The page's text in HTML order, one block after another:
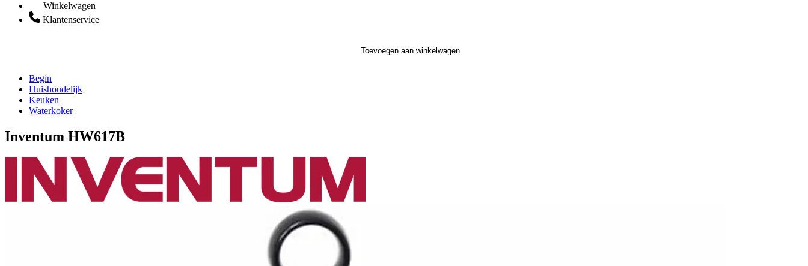
Winkelwagen
Klantenservice
Toevoegen aan winkelwagen
Begin
Huishoudelijk
Keuken
Waterkoker
Inventum HW617B